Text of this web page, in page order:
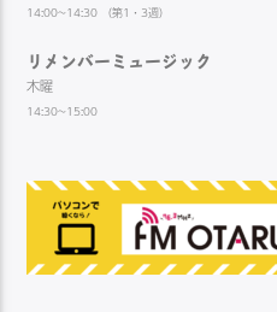
14:00~14:30 （第1・3週）
リメンバーミュージック
木曜
14:30~15:00